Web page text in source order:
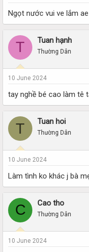
Ngọt nước vui ve lắm ae
T Tuan hạnh
Thường Dân
10 June 2024
tay nghề bé cao làm tê
T Tuan hoi
Thường Dân
10 June 2024
Làm tình ko khác j bà
C Cao tho
Thường Dân
10 June 2024